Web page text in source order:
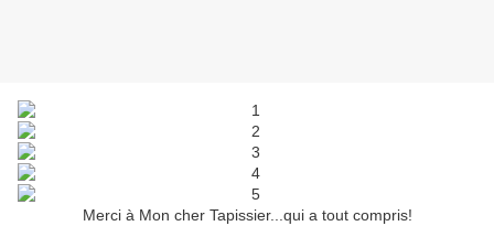
Merci à Mon cher Tapissier...qui a tout compris!